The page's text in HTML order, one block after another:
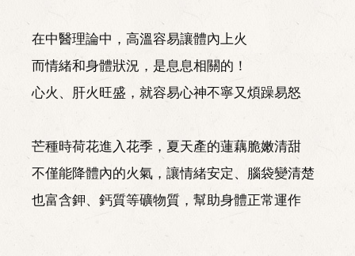
在中醫理論中，高溫容易讓體內上火
而情緒和身體狀況，是息息相關的！
心火、肝火旺盛，就容易心神不寧又煩躁易怒
芒種時荷花進入花季，夏天產的蓮藕脆嫩清甜
不僅能降體內的火氣，讓情緒安定、腦袋變清楚
也富含鉀、鈣質等礦物質，幫助身體正常運作